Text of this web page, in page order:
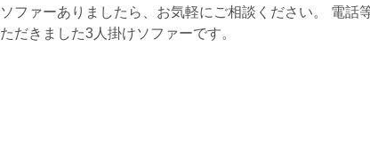
ファーありましたら、お気軽にご相談ください。 電話
だきました3人掛けソファーです。